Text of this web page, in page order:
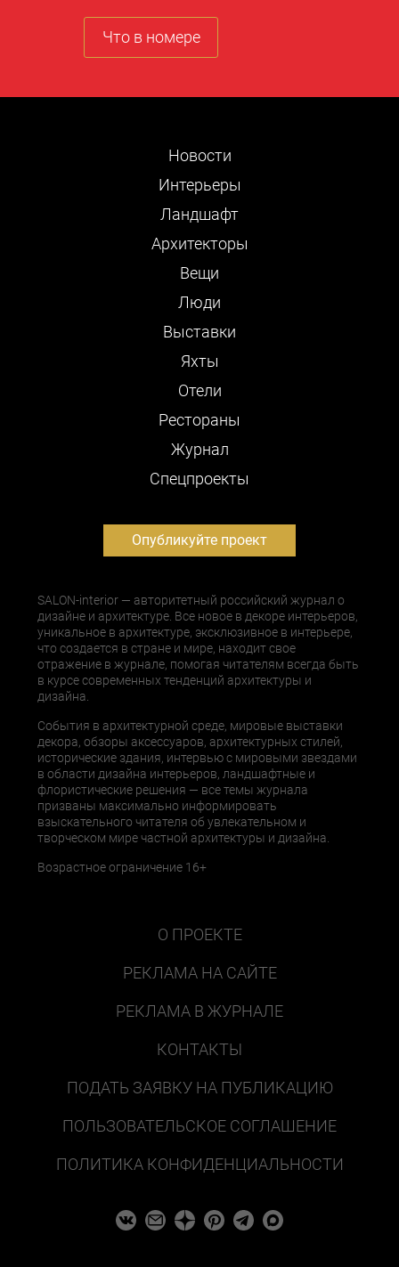
Что в номере
Новости
Интерьеры
Ландшафт
Архитекторы
Вещи
Люди
Выставки
Яхты
Отели
Рестораны
Журнал
Cпецпроекты
Опубликуйте проект
SALON-interior — авторитетный российский журнал о
дизайне и архитектуре. Все новое в декоре интерьеров,
уникальное в архитектуре, эксклюзивное в интерьере,
что создается в стране и мире, находит свое
отражение в журнале, помогая читателям всегда быть
в курсе современных тенденций архитектуры и
дизайна.
События в архитектурной среде, мировые выставки
декора, обзоры аксессуаров, архитектурных стилей,
исторические здания, интервью с мировыми звездами
в области дизайна интерьеров, ландшафтные и
флористические решения — все темы журнала
призваны максимально информировать
взыскательного читателя об увлекательном и
творческом мире частной архитектуры и дизайна.
Возрастное ограничение 16+
О ПРОЕКТЕ
РЕКЛАМА НА САЙТЕ
РЕКЛАМА В ЖУРНАЛЕ
КОНТАКТЫ
ПОДАТЬ ЗАЯВКУ НА ПУБЛИКАЦИЮ
ПОЛЬЗОВАТЕЛЬСКОЕ СОГЛАШЕНИЕ
ПОЛИТИКА КОНФИДЕНЦИАЛЬНОСТИ